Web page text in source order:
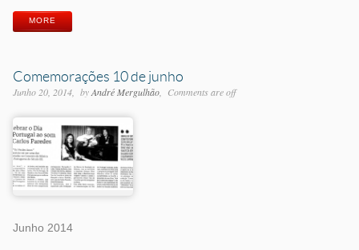
MORE
Comemorações 10 de junho
Junho 20, 2014 byAndré Mergulhão Comments are off
Junho 2014